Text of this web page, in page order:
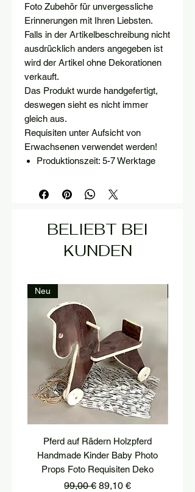
Foto Zubehör für unvergessliche
Erinnerungen mit Ihren Liebsten.
Falls in der Artikelbeschreibung nicht
ausdrücklich anders angegeben ist
wird der Artikel ohne Dekorationen
verkauft.
Das Produkt wurde handgefertigt,
deswegen sieht es nicht immer
gleich aus.
Requisiten unter Aufsicht von
Erwachsenen verwendet werden!
Produktionszeit: 5-7 Werktage
BELIEBT BEI
KUNDEN
Neu
Pferd auf Rädern Holzpferd
Handmade Kinder Baby Photo
Props Foto Requisiten Deko
Standardpreis
99,00 € Sale-Preis
89,10 €